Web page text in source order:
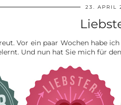
23. APRIL
Vor ein paar Wochen habe
Und nun hat Sie mich für